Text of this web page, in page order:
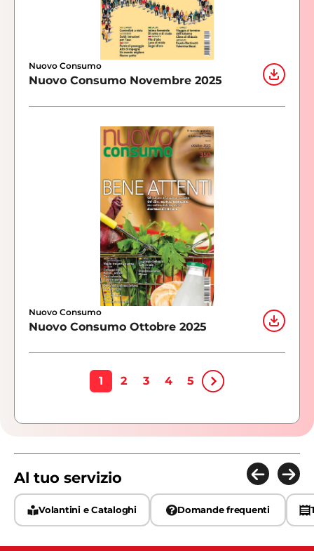
Nuovo Consumo
Nuovo Consumo Novembre 2025
Nuovo Consumo
Nuovo Consumo Ottobre 2025
1 2 3 4 5
Al tuo servizio
Volantini e Cataloghi Domande frequenti